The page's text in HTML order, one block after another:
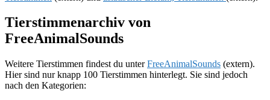
Tierstimmenarchiv von
FreeAnimalSounds
Weitere Tierstimmen findest du unterFreeAnimalSounds (extern).
Hier sind nur knapp 100 Tierstimmen hinterlegt. Sie sind jedoch
nach den Kategorien: